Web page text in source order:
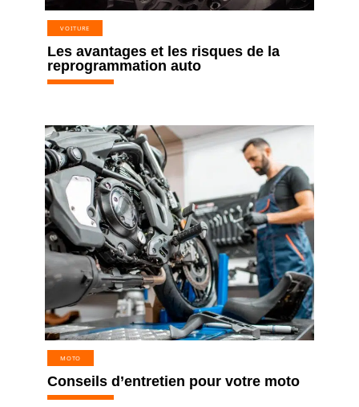
VOITURE
Les avantages et les risques de la
reprogrammation auto
MOTO
Conseils d’entretien pour votre moto